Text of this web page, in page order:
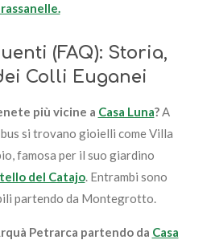
(FAQ): Storia,
Colli Euganei
più vicine a Casa Luna?A
si trovano gioielli come Villa
famosa per il suo giardino
del Catajo. Entrambi sono
partendo da Montegrotto.
Petrarca partendo da Casa